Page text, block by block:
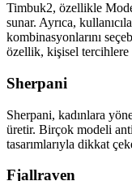
Timbuk2, özellikle
sunar. Ayrıca,
kombinasyonlarını
özellik, kişisel tercihlere
Sherpani
Sherpani, kadınlara
üretir. Birçok modeli
tasarımlarıyla dikkat
Fjallraven